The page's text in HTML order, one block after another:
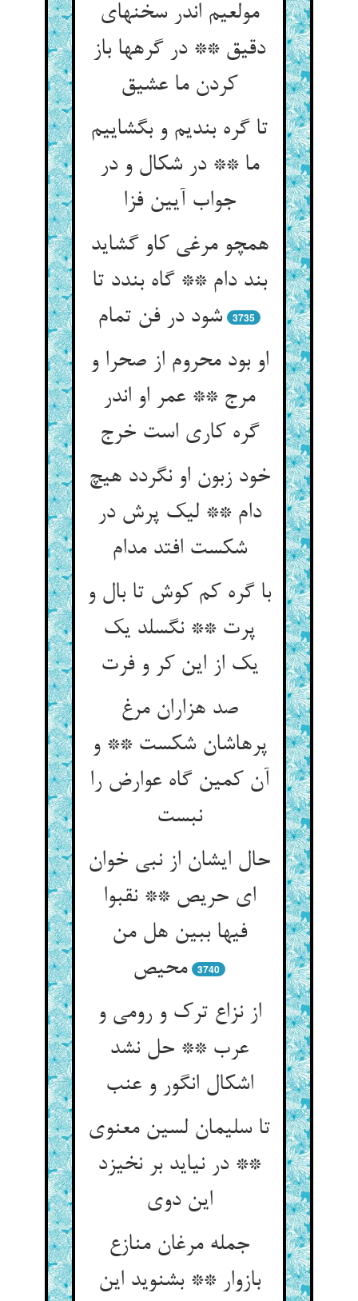
مولعیم اندر سخنهای
دقیق ** در گرهها باز
کردن ما عشیق‏
تا گره بندیم و بگشاییم
ما ** در شکال و در
جواب آیین فزا
همچو مرغی کاو گشاید
بند دام ** گاه بندد تا
شود در فن تمام‏
3735
او بود محروم از صحرا و
مرج ** عمر او اندر
گره کاری است خرج‏
خود زبون او نگردد هیچ
دام ** لیک پرش در
شکست افتد مدام‏
با گره کم کوش تا بال و
پرت ** نگسلد یک
یک از این کر و فرت‏
صد هزاران مرغ
پرهاشان شکست ** و
آن کمین گاه عوارض را
نبست‏
حال ایشان از نبی خوان
ای حریص ** نقبوا
فیها ببین هل من
محیص‏
3740
از نزاع ترک و رومی و
عرب ** حل نشد
اشکال انگور و عنب‏
تا سلیمان لسین معنوی
** در نیاید بر نخیزد
این دوی‏
جمله مرغان منازع
بازوار ** بشنوید این